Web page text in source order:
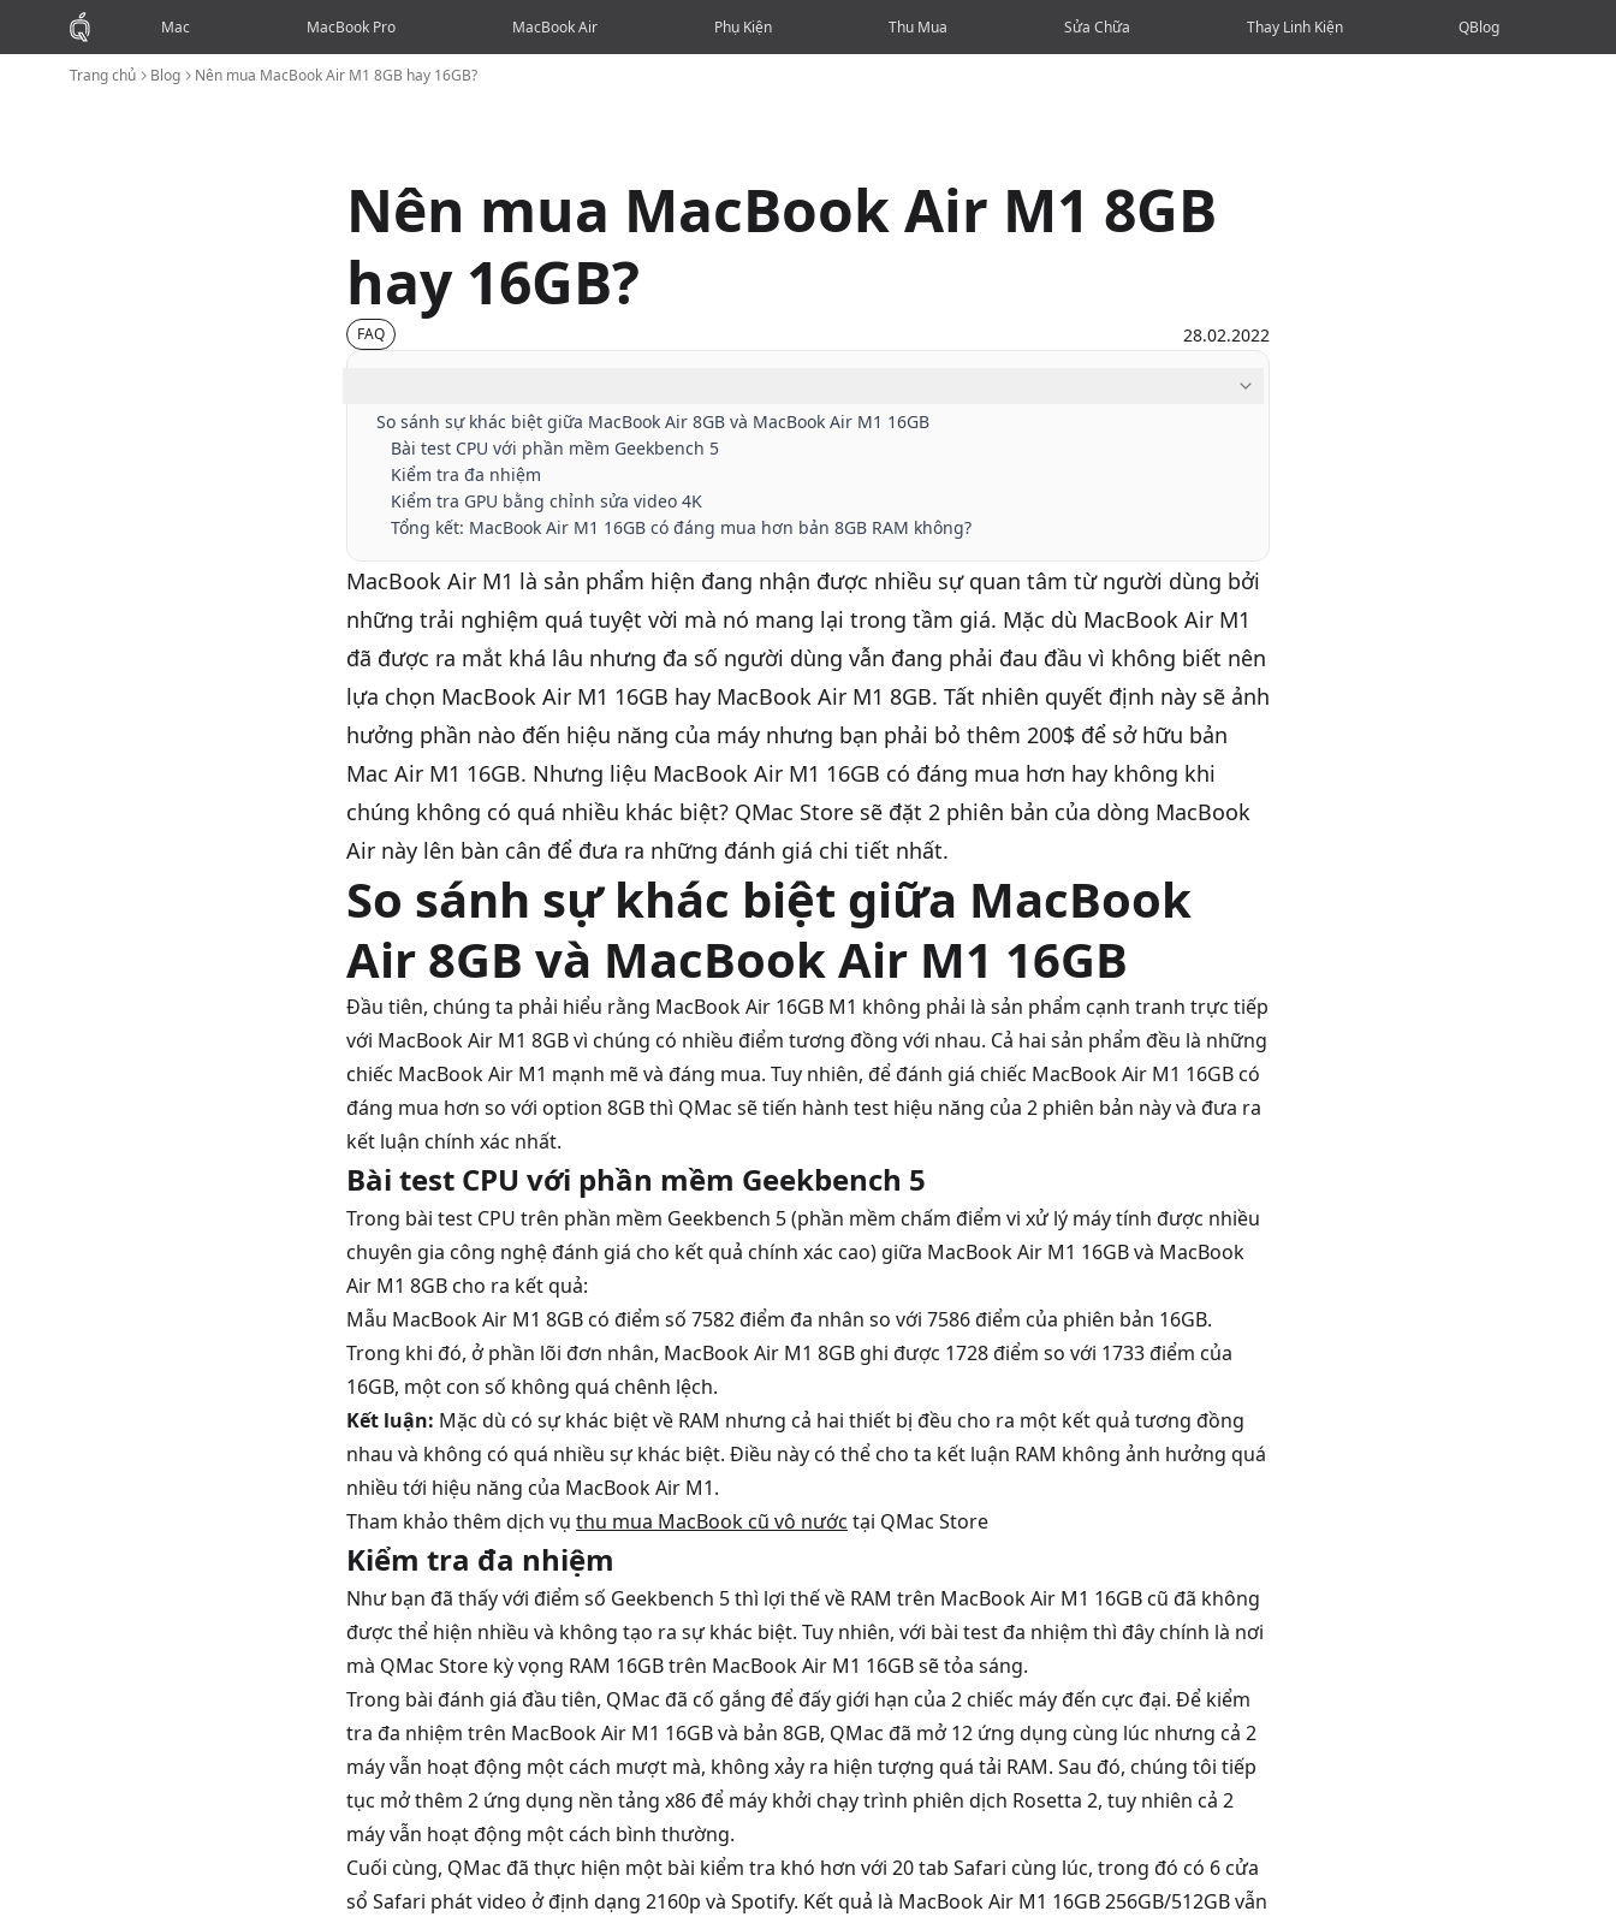
Mac MacBook Pro MacBook Air Phụ Kiện Thu Mua Sửa Chữa Thay Linh Kiện QBlog
Trang chủ Blog Nên mua MacBook Air M1 8GB hay 16GB?
Nên mua MacBook Air M1 8GB
hay 16GB?
FAQ 28.02.2022
So sánh sự khác biệt giữa MacBook Air 8GB và MacBook Air M1 16GB
Bài test CPU với phần mềm Geekbench 5
Kiểm tra đa nhiệm
Kiểm tra GPU bằng chỉnh sửa video 4K
Tổng kết: MacBook Air M1 16GB có đáng mua hơn bản 8GB RAM không?
MacBook Air M1 là sản phẩm hiện đang nhận được nhiều sự quan tâm từ người dùng bởi
những trải nghiệm quá tuyệt vời mà nó mang lại trong tầm giá. Mặc dù MacBook Air M1
đã được ra mắt khá lâu nhưng đa số người dùng vẫn đang phải đau đầu vì không biết nên
lựa chọn MacBook Air M1 16GB hay MacBook Air M1 8GB. Tất nhiên quyết định này sẽ ảnh
hưởng phần nào đến hiệu năng của máy nhưng bạn phải bỏ thêm 200$ để sở hữu bản
Mac Air M1 16GB. Nhưng liệu MacBook Air M1 16GB có đáng mua hơn hay không khi
chúng không có quá nhiều khác biệt? QMac Store sẽ đặt 2 phiên bản của dòng MacBook
Air này lên bàn cân để đưa ra những đánh giá chi tiết nhất.
So sánh sự khác biệt giữa MacBook
Air 8GB và MacBook Air M1 16GB
Đầu tiên, chúng ta phải hiểu rằng MacBook Air 16GB M1 không phải là sản phẩm cạnh tranh trực tiếp
với MacBook Air M1 8GBvì chúng có nhiều điểm tương đồng với nhau. Cả hai sản phẩm đều là những
chiếc MacBook Air M1 mạnh mẽ và đáng mua. Tuy nhiên, để đánh giá chiếc MacBook Air M1 16GB có
đáng mua hơn so với option 8GB thì QMac sẽ tiến hành test hiệu năng của 2 phiên bản này và đưa ra
kết luận chính xác nhất.
Bài test CPU với phần mềm Geekbench 5
Trong bài test CPU trên phần mềm Geekbench 5 (phần mềm chấm điểm vi xử lý máy tính được nhiều
chuyên gia công nghệ đánh giá cho kết quả chính xác cao) giữa MacBook Air M1 16GB và MacBook
Air M1 8GB cho ra kết quả:
Mẫu MacBook Air M1 8GB có điểm số 7582 điểm đa nhân so với 7586 điểm của phiên bản 16GB.
Trong khi đó, ở phần lõi đơn nhân, MacBook Air M1 8GB ghi được 1728 điểm so với 1733 điểm của
16GB, một con số không quá chênh lệch.
Kết luận: Mặc dù có sự khác biệt về RAM nhưng cả hai thiết bị đều cho ra một kết quả tương đồng
nhau và không có quá nhiều sự khác biệt. Điều này có thể cho ta kết luận RAM không ảnh hưởng quá
nhiều tới hiệu năng của MacBook Air M1.
Tham khảo thêm dịch vụ thu mua MacBook cũ vô nước tại QMac Store
Kiểm tra đa nhiệm
Như bạn đã thấy với điểm số Geekbench 5 thì lợi thế về RAM trên MacBook Air M1 16GB cũ đã không
được thể hiện nhiều và không tạo ra sự khác biệt. Tuy nhiên, với bài test đa nhiệm thì đây chính là nơi
mà QMac Store kỳ vọng RAM 16GB trên MacBook Air M1 16GB sẽ tỏa sáng.
Trong bài đánh giá đầu tiên, QMac đã cố gắng để đấy giới hạn của 2 chiếc máy đến cực đại. Để kiểm
tra đa nhiệm trên MacBook Air M1 16GB và bản 8GB, QMac đã mở 12 ứng dụng cùng lúc nhưng cả 2
máy vẫn hoạt động một cách mượt mà, không xảy ra hiện tượng quá tải RAM. Sau đó, chúng tôi tiếp
tục mở thêm 2 ứng dụng nền tảng x86 để máy khởi chạy trình phiên dịch Rosetta 2, tuy nhiên cả 2
máy vẫn hoạt động một cách bình thường.
Cuối cùng, QMac đã thực hiện một bài kiểm tra khó hơn với 20 tab Safari cùng lúc, trong đó có 6 cửa
sổ Safari phát video ở định dạng 2160p và Spotify. Kết quả là MacBook Air M1 16GB 256GB/512GB vẫn